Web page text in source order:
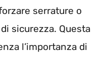
serrature o
sicurezza. Questa
l’importanza di